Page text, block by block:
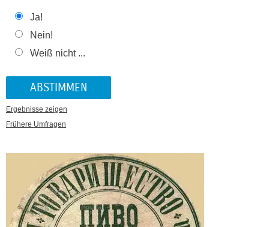
Ja!
Nein!
Weiß nicht ...
Ergebnisse zeigen
Frühere Umfragen